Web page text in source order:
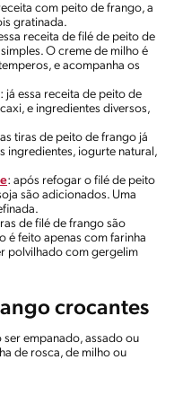
com peito de frango, a
gratinada.
receita de filé de peito de
O creme de milho é
e acompanha os
: já essa receita de peito de
e ingredientes diversos,
tiras de peito de frango já
ingredientes, iogurte natural,
: após refogar o filé de peito
são adicionados. Uma
de filé de frango são
é feito apenas com farinha
polvilhado com gergelim
crocantes
empanado, assado ou
de rosca, de milho ou